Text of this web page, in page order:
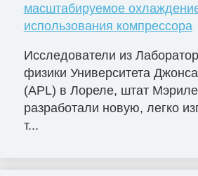
масштабируемое
использования компрессора
Исследователи из
физики Университета
(APL) в Лореле, штат
разработали новую, легко
т...